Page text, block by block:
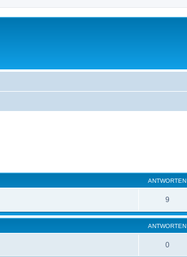
ANTWORTEN
9
ANTWORTEN
0